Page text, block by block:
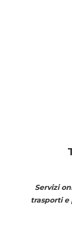
Servizi
trasporti